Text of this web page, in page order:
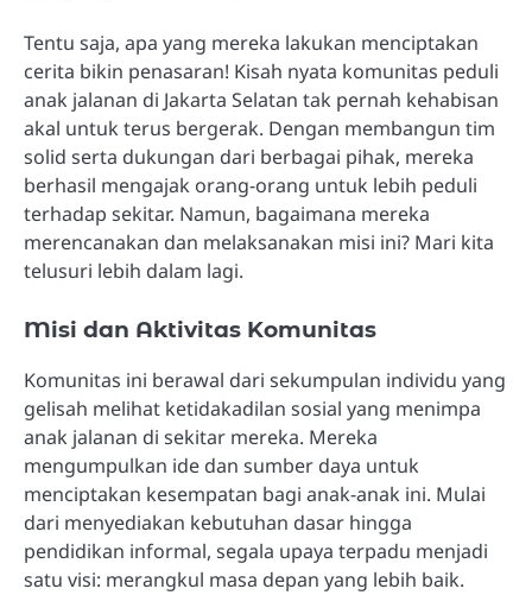
Tentu saja, apa yang mereka lakukan menciptakan
cerita bikin penasaran! Kisah nyata komunitas peduli
anak jalanan di Jakarta Selatan tak pernah kehabisan
akal untuk terus bergerak. Dengan membangun tim
solid serta dukungan dari berbagai pihak, mereka
berhasil mengajak orang-orang untuk lebih peduli
terhadap sekitar. Namun, bagaimana mereka
merencanakan dan melaksanakan misi ini? Mari kita
telusuri lebih dalam lagi.
Misi dan Aktivitas Komunitas
Komunitas ini berawal dari sekumpulan individu yang
gelisah melihat ketidakadilan sosial yang menimpa
anak jalanan di sekitar mereka. Mereka
mengumpulkan ide dan sumber daya untuk
menciptakan kesempatan bagi anak-anak ini. Mulai
dari menyediakan kebutuhan dasar hingga
pendidikan informal, segala upaya terpadu menjadi
satu visi: merangkul masa depan yang lebih baik.